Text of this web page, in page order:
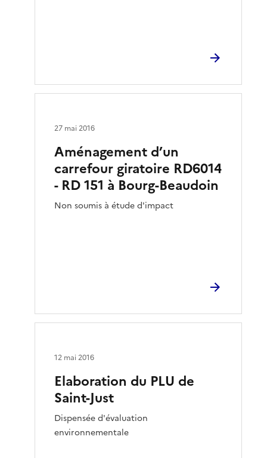
Aménagement d’un
carrefour giratoire RD6014
- RD 151 à Bourg-Beaudoin
Non soumis à étude d'impact
27 mai 2016
Elaboration du PLU de
Saint-Just
Dispensée d'évaluation
environnementale
12 mai 2016